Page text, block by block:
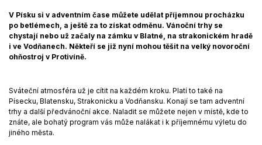
V Písku si v adventním čase můžete udělat příjemnou procházku
po betlémech, a ještě za to získat odměnu. Vánoční trhy se
chystají nebo už začaly na zámku v Blatné, na strakonickém hradě
i ve Vodňanech. Někteří se již nyní mohou těšit na velký novoroční
ohňostroj v Protivíně.
Sváteční atmosféra už je cítit na každém kroku. Platí to také na
Písecku, Blatensku, Strakonicku a Vodňansku. Konají se tam adventní
trhy a další předvánoční akce. Naladit se můžete nejen v místě, kde to
znáte, ale bohatý program vás může nalákat i k příjemnému výletu do
jiného města.